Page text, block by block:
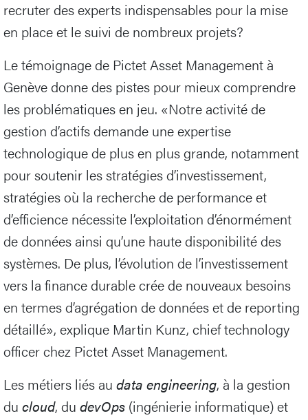
recruter des experts indispensables pour la mise
en place et le suivi de nombreux projets?
Le témoignage de Pictet Asset Management à
Genève donne des pistes pour mieux comprendre
les problématiques en jeu. «Notre activité de
gestion d’actifs demande une expertise
technologique de plus en plus grande, notamment
pour soutenir les stratégies d’investissement,
stratégies où la recherche de performance et
d’efficience nécessite l’exploitation d’énormément
de données ainsi qu’une haute disponibilité des
systèmes. De plus, l’évolution de l’investissement
vers la finance durable crée de nouveaux besoins
en termes d’agrégation de données et de reporting
détaillé», explique Martin Kunz, chief technology
officer chez Pictet Asset Management.
Les métiers liés au data engineering, à la gestion
du cloud, du devOps (ingénierie informatique) et